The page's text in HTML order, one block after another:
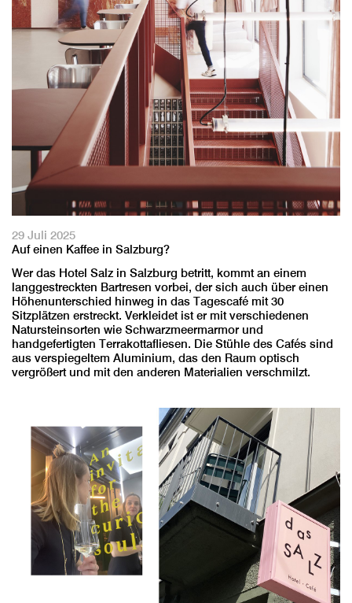
29 Juli 2025
Auf einen Kaffee in Salzburg?
Wer das Hotel Salz in Salzburg betritt, kommt an einem
langgestreckten Bartresen vorbei, der sich auch über einen
Höhenunterschied hinweg in das Tagescafé mit 30
Sitzplätzen erstreckt. Verkleidet ist er mit verschiedenen
Natursteinsorten wie Schwarzmeermarmor und
handgefertigten Terrakottafliesen. Die Stühle des Cafés sind
aus verspiegeltem Aluminium, das den Raum optisch
vergrößert und mit den anderen Materialien verschmilzt.